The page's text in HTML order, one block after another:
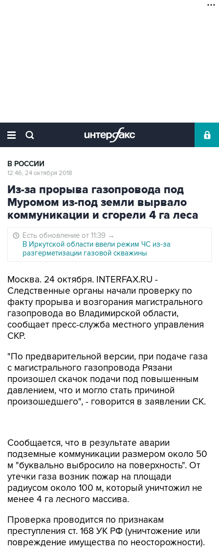
В РОССИИ
12:46, 24 октября 2018
Из-за прорыва газопровода под
Муромом из-под земли вырвало
коммуникации и сгорели 4 га леса
Есть обновление от 11:39 →
В Иркутской области ввели режим ЧС из-за
разгерметизации газовой скважины
Москва. 24 октября. INTERFAX.RU -
Следственные органы начали проверку по
факту прорыва и возгорания магистрального
газопровода во Владимирской области,
сообщает пресс-служба местного управления
СКР.
"По предварительной версии, при подаче газа
с магистрального газопровода Рязани
произошел скачок подачи под повышенным
давлением, что и могло стать причиной
произошедшего", - говорится в заявлении СК.
м "буквально выбросило на поверхность". От
утечки газа возник пожар на площади
радиусом около 100 м, который уничтожил не
менее 4 га лесного массива.
Проверка проводится по признакам
повреждение имущества по неосторожности).
Аварияв районе деревни Адино в 30 км от